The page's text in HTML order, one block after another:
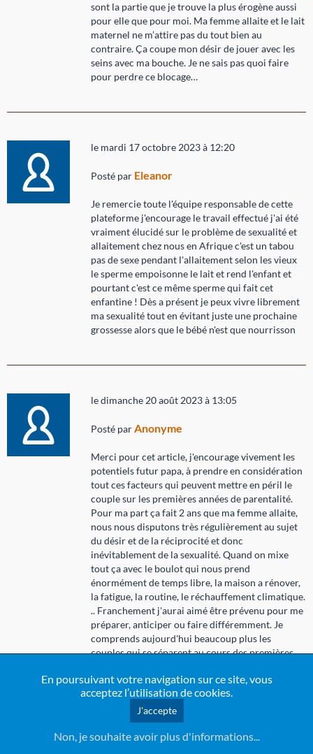
En poursuivant votre navigation sur ce site, vous
acceptez l’utilisation de cookies.
J'accepte
Non, je souhaite avoir plus d'informations...
sont la partie que je trouve la plus érogène aussi
pour elle que pour moi. Ma femme allaite et le lait
maternel ne m’attire pas du tout bien au
contraire. Ça coupe mon désir de jouer avec les
seins avec ma bouche. Je ne sais pas quoi faire
pour perdre ce blocage…
le mardi 17 octobre 2023 à 12:20
Posté par Eleanor
Je remercie toute l'équipe responsable de cette
plateforme j'encourage le travail effectué j'ai été
vraiment élucidé sur le problème de sexualité et
allaitement chez nous en Afrique c'est un tabou
pas de sexe pendant l'allaitement selon les vieux
le sperme empoisonne le lait et rend l'enfant et
pourtant c'est ce même sperme qui fait cet
enfantine ! Dès a présent je peux vivre librement
ma sexualité tout en évitant juste une prochaine
grossesse alors que le bébé n'est que nourrisson
le dimanche 20 août 2023 à 13:05
Posté parAnonyme
Merci pour cet article, j'encourage vivement les
potentiels futur papa, à prendre en considération
tout ces facteurs qui peuvent mettre en péril le
couple sur les premières années de parentalité.
Pour ma part ça fait 2 ans que ma femme allaite,
nous nous disputons très régulièrement au sujet
du désir et de la réciprocité et donc
inévitablement de la sexualité. Quand on mixe
tout ça avec le boulot qui nous prend
énormément de temps libre, la maison a rénover,
la fatigue, la routine, le réchauffement climatique.
.. Franchement j'aurai aimé être prévenu pour me
préparer, anticiper ou faire différemment. Je
comprends aujourd'hui beaucoup plus les
couples qui se séparent au cours des premières
/ nous en sommes convaincus (car nous
communiquons beaucoup) que nous sommes au
creux de la vague, et le bonheur ce n'est pas une
mer d'huile, à nous de résister, le créer et de le
façonner.